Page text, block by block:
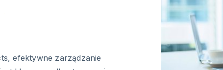
efektywne zarządzanie